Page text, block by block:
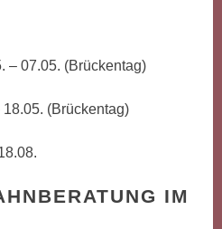
– 07.05. (Brückentag)
(Brückentag)
IM